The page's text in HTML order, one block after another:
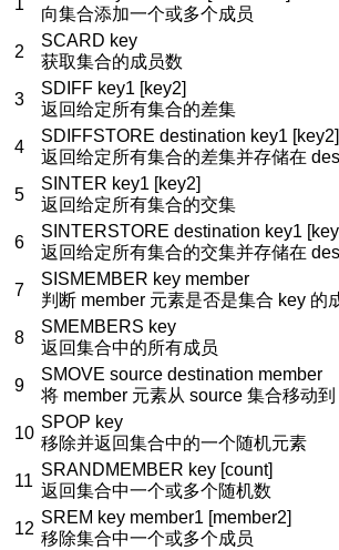
1
向集合添加一个或多个成员
2
SCARD key
获取集合的成员数
3
SDIFF key1 [key2]
返回给定所有集合的差集
4
SDIFFSTORE destination key1 [key2]
返回给定所有集合的差集并存储在
5
SINTER key1 [key2]
返回给定所有集合的交集
6
SINTERSTORE destination key1
返回给定所有集合的交集并存储在
7
SISMEMBER key member
判断 member 元素是否是集合 key 的
8
SMEMBERS key
返回集合中的所有成员
9
SMOVE source destination member
将 member 元素从 source 集合移动
10
SPOP key
移除并返回集合中的一个随机元素
11
SRANDMEMBER key [count]
返回集合中一个或多个随机数
12
SREM key member1 [member2]
移除集合中一个或多个成员